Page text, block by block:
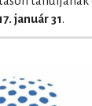
január 31.